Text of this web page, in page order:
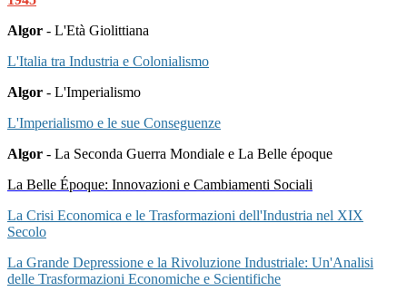
Algor - L'Età Giolittiana
L'Italia tra Industria e Colonialismo
Algor - L'Imperialismo
L'Imperialismo e le sue Conseguenze
Algor - La Seconda Guerra Mondiale e La Belle époque
La Belle Époque: Innovazioni e Cambiamenti Sociali
La Crisi Economica e le Trasformazioni dell'Industria nel XIX
Secolo
La Grande Depressione e la Rivoluzione Industriale: Un'Analisi
delle Trasformazioni Economiche e Scientifiche